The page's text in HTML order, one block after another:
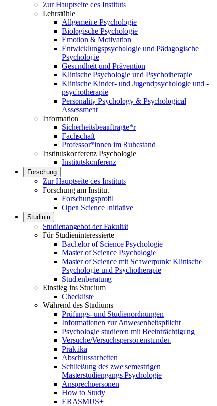
Zur Hauptseite des Instituts
Lehrstühle
Allgemeine Psychologie
Biologische Psychologie
Emotion & Motivation
Entwicklungspsychologie und Pädagogische
Psychologie
Gesundheit und Prävention
Klinische Psychologie und Psychotherapie
Klinische Kinder- und Jugendpsychologie und -
psychotherapie
Personality Psychology & Psychological
Assessment
Information
Sicherheitsbeauftragte*r
Fachschaft
Professor*innen im Ruhestand
Institutskonferenz Psychologie
Institutskonferenz
Forschung
Zur Hauptseite des Instituts
Forschung am Institut
Forschungsprofil
Open Science Initiative
Studium
Studienangebot der Fakultät
Für Studieninteressierte
Bachelor of Science Psychologie
Master of Science Psychologie
Master of Science mit Schwerpunkt Klinische
Psychologie und Psychotherapie
Studienberatung
Einstieg ins Studium
Checkliste
Während des Studiums
Prüfungs- und Studienordnungen
Informationen zur Anwesenheitspflicht
Psychologie studieren mit Beeinträchtigung
Versuche/Versuchspersonenstunden
Praktika
Abschlussarbeiten
Schließung des zweisemestrigen
Masterstudiengangs Psychologie
Ansprechpersonen
How to Study
ERASMUS+